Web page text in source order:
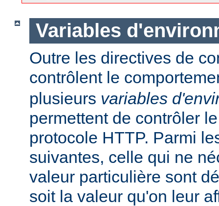
Variables
Outre les directives de
contrôlent le
plusieurs variables
permettent de contrôler
protocole HTTP. Parmi
suivantes, celle qui ne
valeur particulière sont
soit la valeur qu'on leur